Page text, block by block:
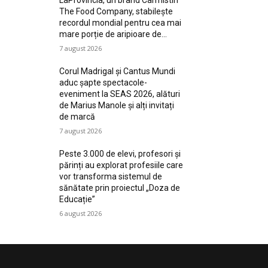
The Food Company, stabilește
recordul mondial pentru cea mai
mare porție de aripioare de...
7 august 2026
Corul Madrigal și Cantus Mundi
aduc șapte spectacole-
eveniment la SEAS 2026, alături
de Marius Manole și alți invitați
de marcă
7 august 2026
Peste 3.000 de elevi, profesori și
părinți au explorat profesiile care
vor transforma sistemul de
sănătate prin proiectul „Doza de
Educație”
6 august 2026